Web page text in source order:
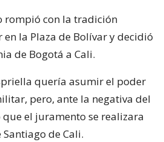
rompió con la tradición
la Plaza de Bolívar y decidió
de Bogotá a Cali.
quería asumir el poder
pero, ante la negativa del
que el juramento se realizara
de Cali.